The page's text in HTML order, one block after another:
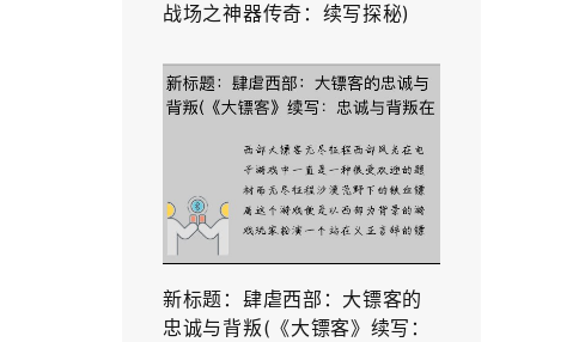
战场之神器传奇：续写探秘)
新标题：肆虐西部：大镖客的
忠诚与背叛(《大镖客》续写：